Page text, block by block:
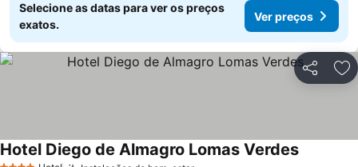
Selecione as datas para ver os preços
exatos.
Ver preços
Partilhar
Hotel Diego de Almagro Lomas VerdesVer